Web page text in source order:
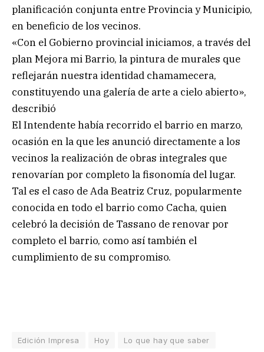
planificación conjunta entre Provincia y Municipio,
en beneficio de los vecinos.
«Con el Gobierno provincial iniciamos, a través del
plan Mejora mi Barrio, la pintura de murales que
reflejarán nuestra identidad chamamecera,
constituyendo una galería de arte a cielo abierto»,
describió
El Intendente había recorrido el barrio en marzo,
ocasión en la que les anunció directamente a los
vecinos la realización de obras integrales que
renovarían por completo la fisonomía del lugar.
Tal es el caso de Ada Beatriz Cruz, popularmente
conocida en todo el barrio como Cacha, quien
celebró la decisión de Tassano de renovar por
completo el barrio, como así también el
cumplimiento de su compromiso.
Edición Impresa Hoy Lo que hay que saber